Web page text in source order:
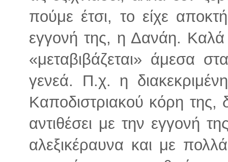
πούμε έτσι, το είχε
εγγονή της, η Δανάη. Καλά
«μεταβιβάζεται» άμεσα
γενεά. Π.χ. η
Καποδιστριακού κόρη της,
αντιθέσει με την εγγονή
αλεξικέραυνα και με